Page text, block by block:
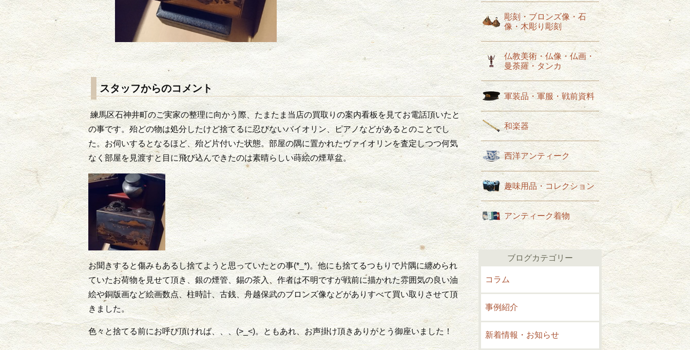
スタッフからのコメント
練馬区石神井町のご実家の整理に向かう際、たまたま当店の買取りの案内看板を見てお電話頂いたと
の事です。殆どの物は処分したけど捨てるに忍びないバイオリン、ピアノなどがあるとのことでし
た。お伺いするとなるほど、殆ど片付いた状態。部屋の隅に置かれたヴァイオリンを査定しつつ何気
なく部屋を見渡すと目に飛び込んできたのは素晴らしい蒔絵の煙草盆。
お聞きすると傷みもあるし捨てようと思っていたとの事(*_*)。他にも捨てるつもりで片隅に纏められ
ていたお荷物を見せて頂き、銀の煙管、錫の茶入、作者は不明ですが戦前に描かれた雰囲気の良い油
絵や銅版画など絵画数点、柱時計、古銭、舟越保武のブロンズ像などがありすべて買い取りさせて頂
きました。
色々と捨てる前にお呼び頂ければ、、、(>_<)。ともあれ、お声掛け頂きありがとう御座いました！
彫刻・ブロンズ像・石
像・木彫り彫刻
仏教美術・仏像・仏画・
曼荼羅・タンカ
軍装品・軍服・戦前資料
和楽器
西洋アンティーク
趣味用品・コレクション
アンティーク着物
ブログカテゴリー
コラム
事例紹介
新着情報・お知らせ